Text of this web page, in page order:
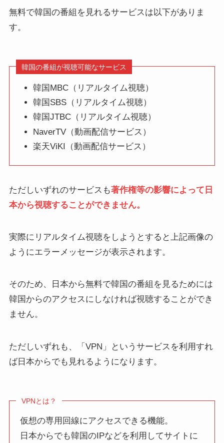
無料で韓国の番組を見れるサービスは以下がありま
す。
韓国の番組が視聴可能なサービス
韓国MBC（リアルタイム視聴）
韓国SBS（リアルタイム視聴）
韓国JTBC（リアルタイム視聴）
NaverTV（動画配信サービス）
楽天ViKI（動画配信サービス）
ただしいずれのサービスも著作権等の影響によって日
本から視聴することができません。
実際にリアルタイム視聴をしようとすると上記画像の
ようにエラーメッセージが表示されます。
そのため、日本から無料で韓国の番組を見るためには
韓国からのアクセスにしなければ視聴することができ
ません。
ただしいずれも、「VPN」というサービスを利用すれ
ば日本からでも見れるようになります。
VPNとは？
仮想の専用回線にアクセスできる機能。
日本からでも韓国のIPなどを利用してサイトに